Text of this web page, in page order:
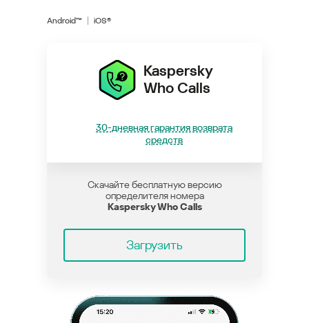
Android™ iOS®
Kaspersky
Who Calls
30-дневная гарантия возврата
средств
Скачайте бесплатную версию
определителя номера
Kaspersky Who Calls
Загрузить